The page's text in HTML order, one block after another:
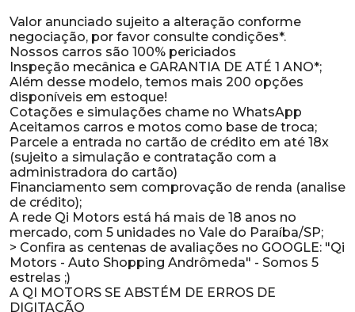
Valor anunciado sujeito a alteração conforme
negociação, por favor consulte condições*.
Nossos carros são 100% periciados
Inspeção mecânica e GARANTIA DE ATÉ 1 ANO*;
Além desse modelo, temos mais 200 opções
disponíveis em estoque!
Cotações e simulações chame no WhatsApp
Aceitamos carros e motos como base de troca;
Parcele a entrada no cartão de crédito em até 18x
(sujeito a simulação e contratação com a
administradora do cartão)
Financiamento sem comprovação de renda (analise
de crédito);
A rede Qi Motors está há mais de 18 anos no
mercado, com 5 unidades no Vale do Paraíba/SP;
> Confira as centenas de avaliações no GOOGLE: "Qi
Motors - Auto Shopping Andrômeda" - Somos 5
estrelas ;)
A QI MOTORS SE ABSTÉM DE ERROS DE
DIGITAÇÃO